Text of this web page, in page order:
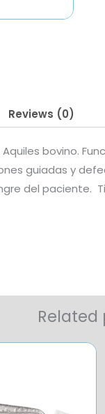
Reviews (0)
bovino.
guiadas y
del paciente.